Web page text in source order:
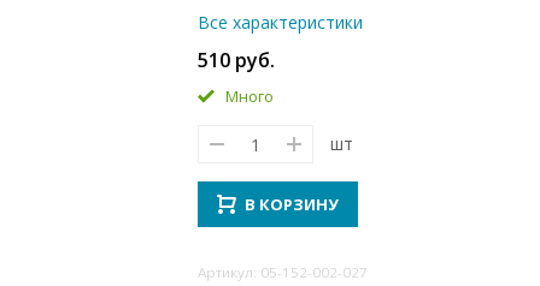
Все характеристики
510 руб.
Много
шт
В КОРЗИНУ
Артикул: 05-152-002-027